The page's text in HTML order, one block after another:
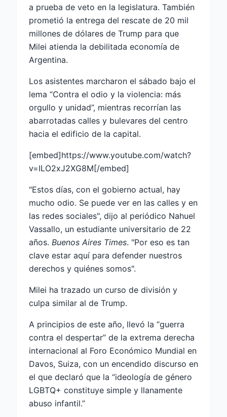
a prueba de veto en la legislatura. También
prometió la entrega del rescate de 20 mil
millones de dólares de Trump para que
Milei atienda la debilitada economía de
Argentina.
Los asistentes marcharon el sábado bajo el
lema “Contra el odio y la violencia: más
orgullo y unidad”, mientras recorrían las
abarrotadas calles y bulevares del centro
hacia el edificio de la capital.
[embed]https://www.youtube.com/watch?
v=ILO2xJ2XG8M[/embed]
"Estos días, con el gobierno actual, hay
mucho odio. Se puede ver en las calles y en
las redes sociales", dijo al periódico Nahuel
Vassallo, un estudiante universitario de 22
años. Buenos Aires Times. "Por eso es tan
clave estar aquí para defender nuestros
derechos y quiénes somos".
Milei ha trazado un curso de división y
culpa similar al de Trump.
A principios de este año, llevó la “guerra
contra el despertar” de la extrema derecha
internacional al Foro Económico Mundial en
Davos, Suiza, con un encendido discurso en
el que declaró que la “ideología de género
LGBTQ+ constituye simple y llanamente
abuso infantil.”